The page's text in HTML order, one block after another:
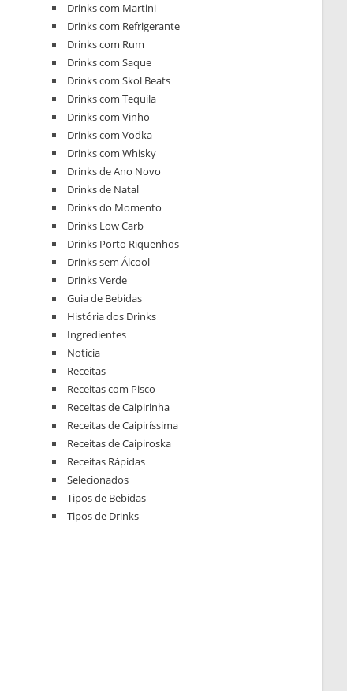
Drinks com Martini
Drinks com Refrigerante
Drinks com Rum
Drinks com Saque
Drinks com Skol Beats
Drinks com Tequila
Drinks com Vinho
Drinks com Vodka
Drinks com Whisky
Drinks de Ano Novo
Drinks de Natal
Drinks do Momento
Drinks Low Carb
Drinks Porto Riquenhos
Drinks sem Álcool
Drinks Verde
Guia de Bebidas
História dos Drinks
Ingredientes
Noticia
Receitas
Receitas com Pisco
Receitas de Caipirinha
Receitas de Caipiríssima
Receitas de Caipiroska
Receitas Rápidas
Selecionados
Tipos de Bebidas
Tipos de Drinks